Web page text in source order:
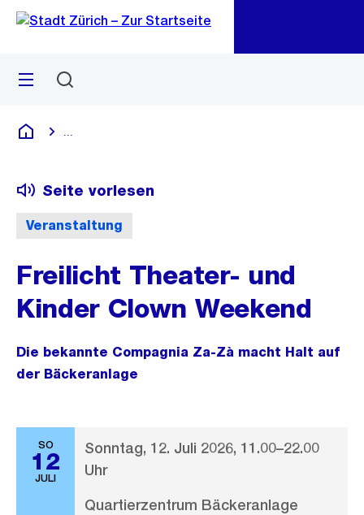
Navigation
Sprunglink
Menü
Deutsch
Veranstaltung
Seite vorlesen
Freilicht Theater- und
Kinder Clown Weekend
Die bekannte Compagnia Za-Zà macht Halt auf
der Bäckeranlage
SO
12
JULI
Sonntag, 12. Juli 2026, 11.00–22.00
Uhr
Quartierzentrum Bäckeranlage